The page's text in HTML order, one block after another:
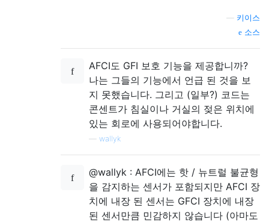
키이스
소스
AFCI도 GFI 보호 기능을 제공합니까?
나는 그들의 기능에서 언급 된 것을 보
지 못했습니다. 그리고 (일부?) 코드는
콘센트가 침실이나 거실의 젖은 위치에
있는 회로에 사용되어야합니다.
wallyk
@wallyk : AFCI에는 핫 / 뉴트럴 불균형
을 감지하는 센서가 포함되지만 AFCI 장
치에 내장 된 센서는 GFCI 장치에 내장
된 센서만큼 민감하지 않습니다 (아마도